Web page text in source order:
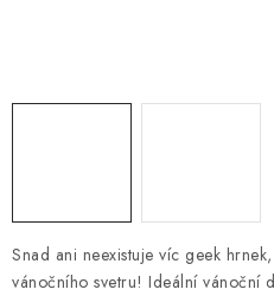
Snad ani neexistuje víc geek
vánočního svetru! Ideální vánoční